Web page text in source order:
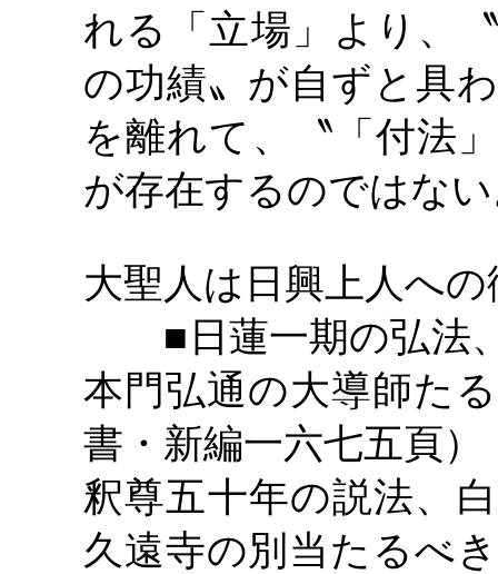
れる「立場」より、
の功績〟が自ずと具
を離れて、〝「付法
が存在するのではな
大聖人は日興上人へ
■日蓮一期の弘法
本門弘通の大導師た
書・新編一六七五頁）
釈尊五十年の説法、
久遠寺の別当たるべ